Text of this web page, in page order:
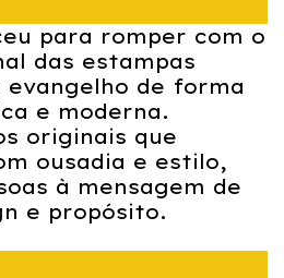
para romper com o
das estampas
de forma
e moderna.
originais que
ousadia e estilo,
à mensagem de
e propósito.